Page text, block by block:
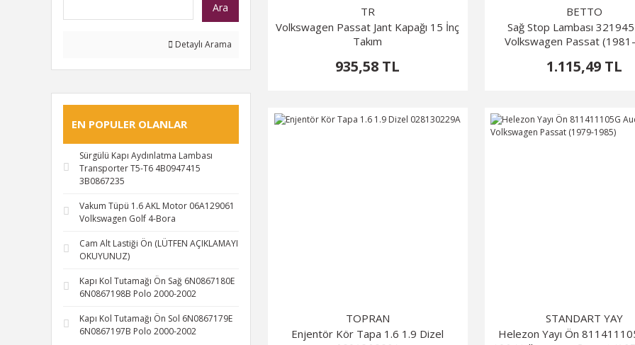
Ara
Detaylı Arama
EN POPULER OLANLAR
Sürgülü Kapı Aydınlatma Lambası
Transporter T5-T6 4B0947415
3B0867235
Vakum Tüpü 1.6 AKL Motor 06A129061
Volkswagen Golf 4-Bora
Cam Alt Lastiği Ön (LÜTFEN AÇIKLAMAYI
OKUYUNUZ)
Kapı Kol Tutamağı Ön Sağ 6N0867180E
6N0867198B Polo 2000-2002
Kapı Kol Tutamağı Ön Sol 6N0867179E
6N0867197B Polo 2000-2002
TR
Volkswagen Passat Jant Kapağı 15 İnç
Takım
935,58 TL
BETTO
Sağ Stop Lambası
Volkswagen Passat
1.115,49 TL
TOPRAN
Enjentör Kör Tapa 1.6 1.9 Dizel
STANDART YAY
Helezon Yayı Ön